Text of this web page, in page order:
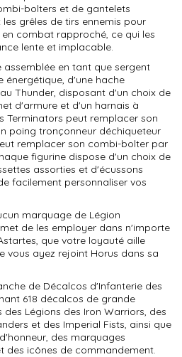
bolters et de gantelets
grêles de tirs ennemis pour
combat rapproché, ce qui les
lente et implacable.
assemblée en tant que sergent
énergétique, d'une hache
Thunder, disposant d'un choix de
d'armure et d'un harnais à
Terminators peut remplacer son
poing tronçonneur déchiqueteur
remplacer son combi-bolter par
figurine dispose d'un choix de
assorties et d'écussons
facilement personnaliser vos
marquage de Légion
de les employer dans n'importe
que votre loyauté aille
vous ayez rejoint Horus dans sa
de Décalcos d'Infanterie des
618 décalcos de grande
Légions des Iron Warriors, des
et des Imperial Fists, ainsi que
des marquages
des icônes de commandement.